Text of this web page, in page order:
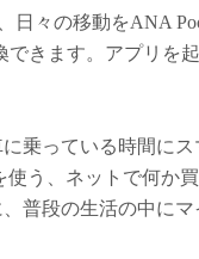
日々の移動をANA
きます。アプリを
乗っている時間に
う、ネットで何か
普段の生活の中に